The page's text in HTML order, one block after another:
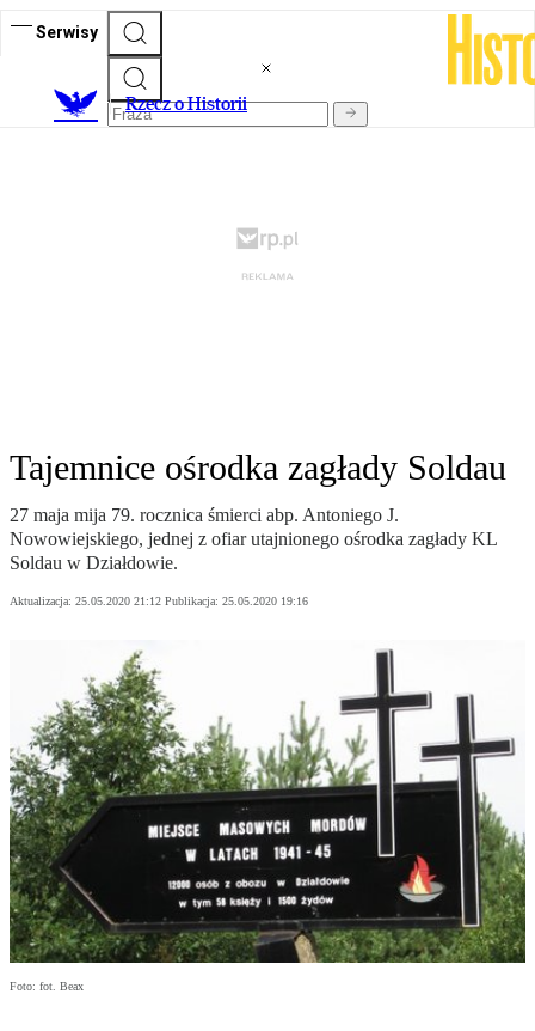
Serwisy
Rzecz o Historii
Tajemnice ośrodka zagłady Soldau
27 maja mija 79. rocznica śmierci abp. Antoniego J.
Nowowiejskiego, jednej z ofiar utajnionego ośrodka zagłady KL
Soldau w Działdowie.
Aktualizacja: 25.05.2020 21:12 Publikacja: 25.05.2020 19:16
Foto: fot. Beax